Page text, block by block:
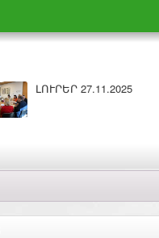
ԼՈՒՐԵՐ 26.11.2025